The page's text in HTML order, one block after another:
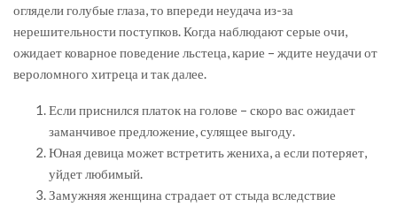
оглядели голубые глаза, то впереди неудача из-за
нерешительности поступков. Когда наблюдают серые очи,
ожидает коварное поведение льстеца, карие – ждите неудачи от
вероломного хитреца и так далее.
Если приснился платок на голове – скоро вас ожидает
заманчивое предложение, сулящее выгоду.
Юная девица может встретить жениха, а если потеряет,
уйдет любимый.
Замужняя женщина страдает от стыда вследствие